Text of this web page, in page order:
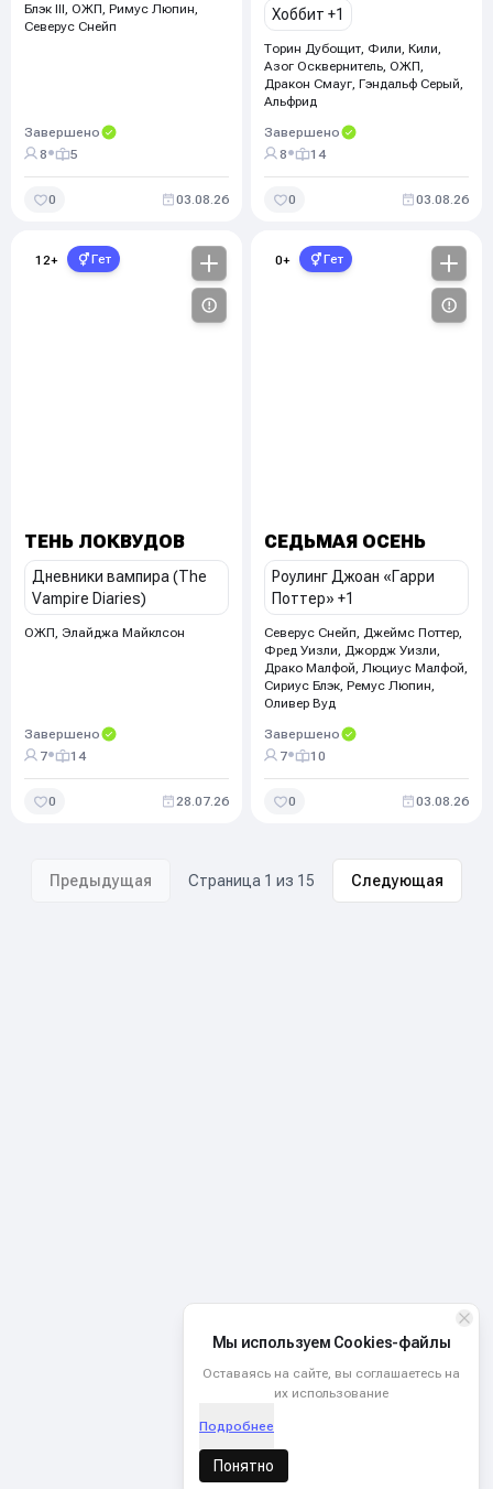
Блэк III, ОЖП, Римус Люпин,
Северус Снейп
Завершено
8• 5
0 03.08.26
Хоббит +1
Торин Дубощит, Фили, Кили,
Азог Осквернитель, ОЖП,
Дракон Смауг, Гэндальф Серый,
Альфрид
Завершено
8• 14
0 03.08.26
12+ Гет
ТЕНЬ ЛОКВУДОВ
Дневники вампира (The
Vampire Diaries)
ОЖП, Элайджа Майклсон
Завершено
7• 14
0 28.07.26
0+ Гет
СЕДЬМАЯ ОСЕНЬ
Роулинг Джоан «Гарри
Поттер» +1
Северус Снейп, Джеймс Поттер,
Фред Уизли, Джордж Уизли,
Драко Малфой, Люциус Малфой,
Сириус Блэк, Ремус Люпин,
Оливер Вуд
Завершено
7• 10
0 03.08.26
Предыдущая Страница 1 из 15 Следующая
Мы используем Cookies-файлы
Оставаясь на сайте, вы соглашаетесь на
их использование
Подробнее
Понятно